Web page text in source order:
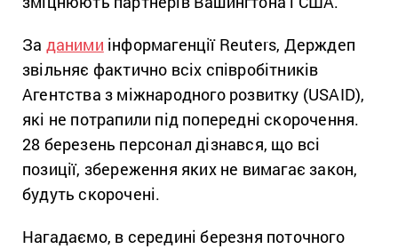
За даними інформагенції Reuters, Держдеп
звільняє фактично всіх співробітників
Агентства з міжнародного розвитку (USAID),
які не потрапили під попередні скорочення.
28 березень персонал дізнався, що всі
позиції, збереження яких не вимагає закон,
будуть скорочені.
Нагадаємо, в середині березня поточного